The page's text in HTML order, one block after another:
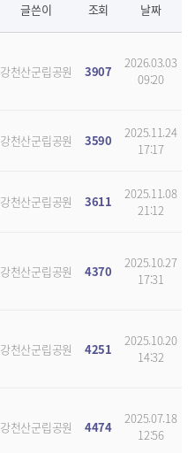
글쓴이 조회 날짜
강천산군립공원 3907
2026.03.03
09:20
강천산군립공원 3590
2025.11.24
17:17
강천산군립공원 3611
2025.11.08
21:12
강천산군립공원 4370
2025.10.27
17:31
강천산군립공원 4251
2025.10.20
14:32
강천산군립공원 4474
2025.07.18
12:56